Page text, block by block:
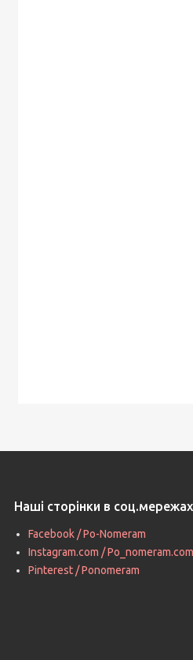
Наші сторінки в соц.мережах
Facebook / Po-Nomeram
Instagram.com /
Pinterest / Ponomeram